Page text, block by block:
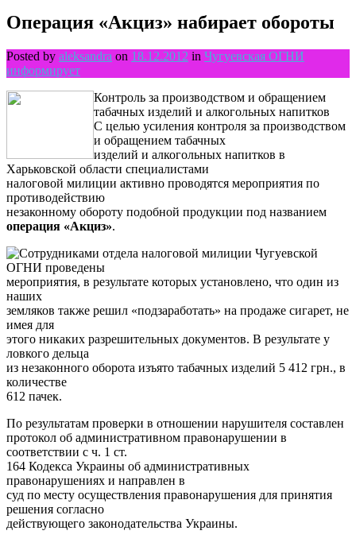
Операция «Акциз» набирает обороты
Posted by aleksandra on 18.12.2012 in Чугуевская ОГНИ
информирует
Контроль за производством и обращением
табачных изделий и алкогольных напитков
С целью усиления контроля за производством
и обращением табачных
изделий и алкогольных напитков в
Харьковской области специалистами
налоговой милиции активно проводятся мероприятия по
противодействию
незаконному обороту подобной продукции под названием
операция «Акциз».
Сотрудниками отдела налоговой милиции Чугуевской
ОГНИ проведены
мероприятия, в результате которых установлено, что один из
наших
земляков также решил «подзаработать» на продаже сигарет, не
имея для
этого никаких разрешительных документов. В результате у
ловкого дельца
из незаконного оборота изъято табачных изделий 5 412 грн., в
количестве
612 пачек.
По результатам проверки в отношении нарушителя составлен
протокол об административном правонарушении в
соответствии с ч. 1 ст.
164 Кодекса Украины об административных
правонарушениях и направлен в
суд по месту осуществления правонарушения для принятия
решения согласно
действующего законодательства Украины.